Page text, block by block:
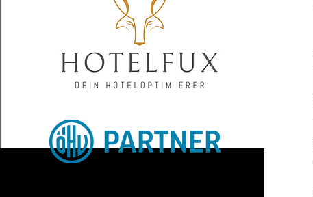
Optimiert dein Marketing und
deinen Vertrieb